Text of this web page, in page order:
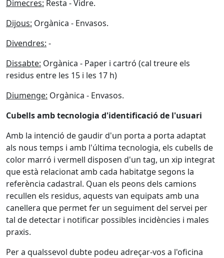
Dimecres: Resta - Vidre.
Dijous: Orgànica - Envasos.
Divendres: -
Dissabte: Orgànica - Paper i cartró (cal treure els
residus entre les 15 i les 17 h)
Diumenge: Orgànica - Envasos.
Cubells amb tecnologia d'identificació de l'usuari
Amb la intenció de gaudir d'un porta a porta adaptat
als nous temps i amb l'última tecnologia, els cubells de
color marró i vermell disposen d'un tag, un xip integrat
que està relacionat amb cada habitatge segons la
referència cadastral. Quan els peons dels camions
recullen els residus, aquests van equipats amb una
canellera que permet fer un seguiment del servei per
tal de detectar i notificar possibles incidències i males
praxis.
Per a qualssevol dubte podeu adreçar-vos a l'oficina